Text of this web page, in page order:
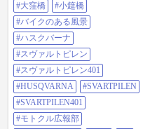
のお出掛け🏍️💨 #大窪橋 モトクル
の投稿を見て、石橋＆桜ならココ❗️
と狙いを定めて行ったところ、天
気も良く、桜もちょうど満開状態
👌🏻 ただ、行った時間は、橋の上で
家族写真を写真屋さんに撮って貰
ってる家族4組くらいいて、バイク
との撮影を諦めかけてたところ、
「お写真どうぞ〜」と場所を空け
てくれた上に、「乗ってるところ
を撮りますよ〜」と言っていただ
いたので、お言葉に甘えることに
#大窪橋
#小筵橋
#バイクのある風景
#ハスクバーナ
#スヴァルトピレン
#スヴァルトピレン401
#HUSQVARNA
#SVARTPILEN
#SVARTPILEN401
#モトクル広報部